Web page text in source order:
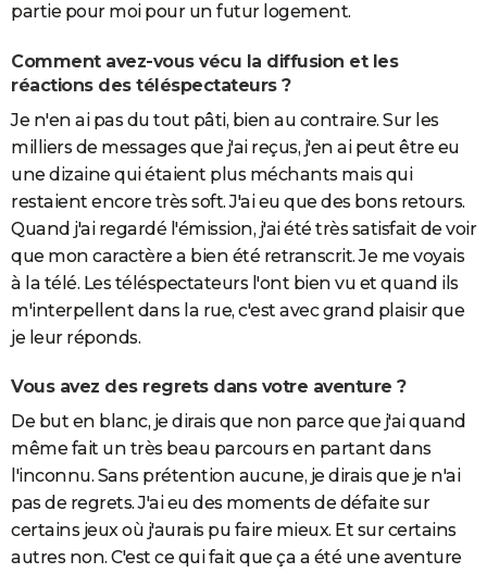
partie pour moi pour un futur logement.
Comment avez-vous vécu la diffusion et les
réactions des téléspectateurs ?
Je n'en ai pas du tout pâti, bien au contraire. Sur les
milliers de messages que j'ai reçus, j'en ai peut être eu
une dizaine qui étaient plus méchants mais qui
restaient encore très soft. J'ai eu que des bons retours.
Quand j'ai regardé l'émission, j'ai été très satisfait de voir
que mon caractère a bien été retranscrit. Je me voyais
à la télé. Les téléspectateurs l'ont bien vu et quand ils
m'interpellent dans la rue, c'est avec grand plaisir que
je leur réponds.
Vous avez des regrets dans votre aventure ?
De but en blanc, je dirais que non parce que j'ai quand
même fait un très beau parcours en partant dans
l'inconnu. Sans prétention aucune, je dirais que je n'ai
pas de regrets. J'ai eu des moments de défaite sur
certains jeux où j'aurais pu faire mieux. Et sur certains
autres non. C'est ce qui fait que ça a été une aventure